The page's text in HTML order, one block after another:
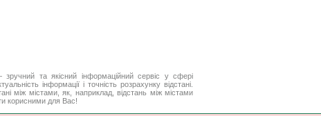
та якісний інформаційний сервіс у сфері
інформації і точність розрахунку відстані.
між містами, як, наприклад, відстань між містами
корисними для Вас!